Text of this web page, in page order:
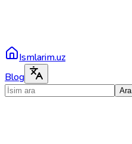
Ismlarim.uz
Blog
Ara